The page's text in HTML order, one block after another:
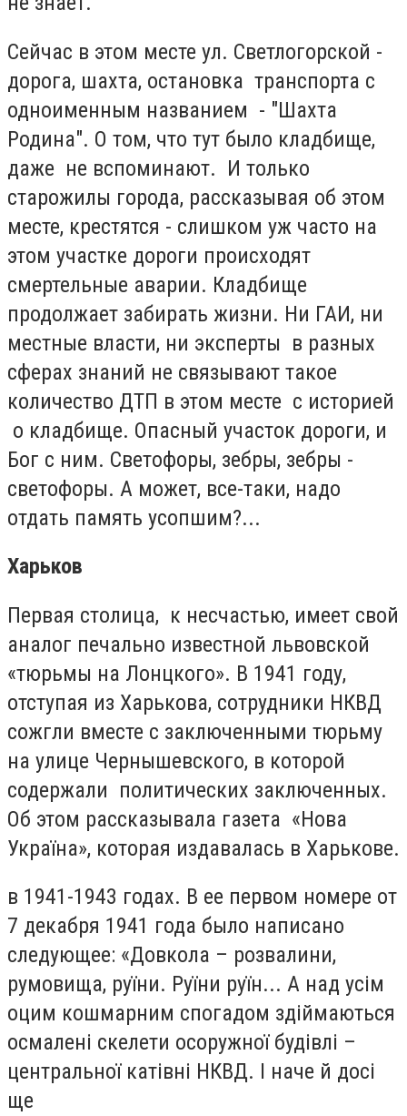
Сейчас в этом месте ул. Светлогорской -
дорога, шахта, остановка транспорта с
одноименным названием - "Шахта
Родина". О том, что тут было кладбище,
даже не вспоминают. И только
старожилы города, рассказывая об этом
месте, крестятся - слишком уж часто на
этом участке дороги происходят
смертельные аварии. Кладбище
продолжает забирать жизни. Ни ГАИ, ни
местные власти, ни эксперты в разных
сферах знаний не связывают такое
количество ДТП в этом месте с историей
о кладбище. Опасный участок дороги, и
Бог с ним. Светофоры, зебры, зебры -
светофоры. А может, все-таки, надо
отдать память усопшим?...
Харьков
Первая столица, к несчастью, имеет свой
аналог печально известной львовской
«тюрьмы на Лонцкого». В 1941 году,
отступая из Харькова, сотрудники НКВД
сожгли вместе с заключенными тюрьму
на улице Чернышевского, в которой
содержали политических заключенных.
Об этом рассказывала газета «Нова
Україна», которая издавалась в Харькове.
в 1941-1943 годах. В ее первом номере от
7 декабря 1941 года было написано
следующее: «Довкола – розвалини,
румовища, руїни. Руїни руїн... А над усім
оцим кошмарним спогадом здіймаються
осмалені скелети осоружної будівлі –
центральної катівні НКВД. І наче й досі
ще